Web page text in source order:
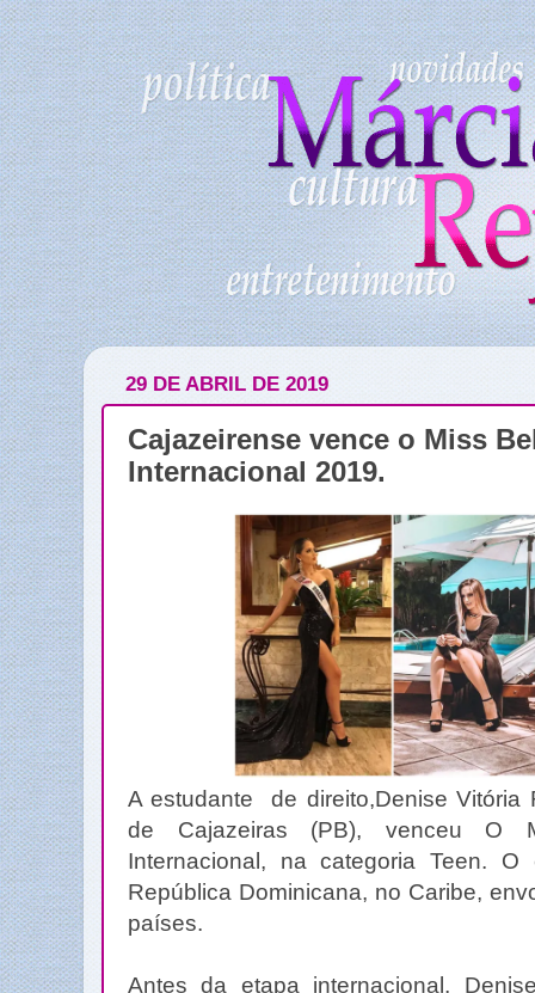
29 DE ABRIL DE 2019
Cajazeirense vence o Miss
Internacional 2019.
A estudante de direito,Denise Vitória
de Cajazeiras (PB), venceu O
Internacional, na categoria Teen.
República Dominicana, no Caribe,
países.
Antes da etapa internacional,